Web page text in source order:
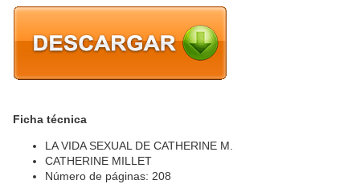
Ficha técnica
LA VIDA SEXUAL DE CATHERINE M.
CATHERINE MILLET
Número de páginas: 208